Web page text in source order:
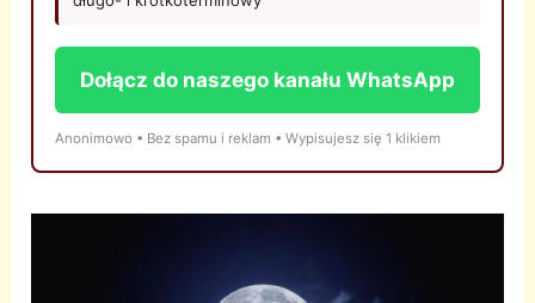
Dołącz do naszego kanału WhatsApp
Anonimowo • Bez spamu i reklam • Wypisujesz się 1 klikiem